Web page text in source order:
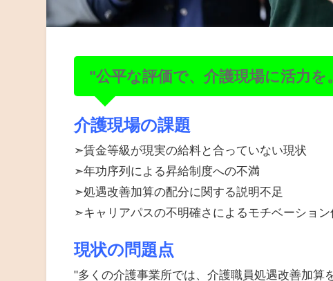
"公平な評価で、介護現場に活力
介護現場の課題
➣賃金等級が現実の給料と合っていない現状
➣年功序列による昇給制度への不満
➣処遇改善加算の配分に関する説明不足
➣キャリアパスの不明確さによるモチベーション
現状の問題点
"多くの介護事業所では、介護職員処遇改善加算